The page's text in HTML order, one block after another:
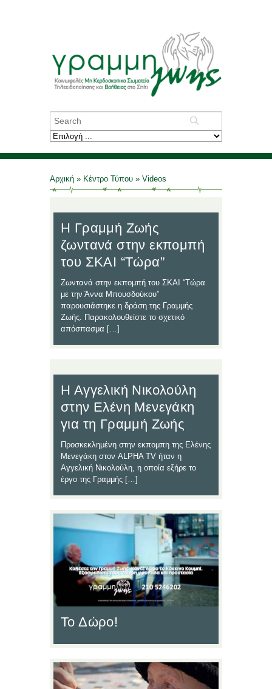
Αρχική » Κέντρο Τύπου » Videos
Η Γραμμή Ζωής
ζωντανά στην εκπομπή
του ΣΚΑΙ “Τώρα”
Ζωντανά στην εκπομπή του ΣΚΑΙ “Τώρα
με την Άννα Μπουσδούκου”
παρουσιάστηκε η δράση της Γραμμής
Ζωής. Παρακολουθείστε το σχετικό
απόσπασμα […]
Η Αγγελική Νικολούλη
στην Ελένη Μενεγάκη
για τη Γραμμή Ζωής
Προσκεκλημένη στην εκπομπη της Ελένης
Μενεγάκη στον ALPHA TV ήταν η
Αγγελική Νικολούλη, η οποία εξήρε το
έργο της Γραμμής […]
Το Δώρο!